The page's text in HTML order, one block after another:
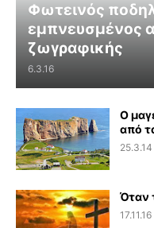
Φωτεινός
εμπνευσμένος
ζωγραφικής
6.3.16
Ο
από
25.3.14
Όταν
17.11.16